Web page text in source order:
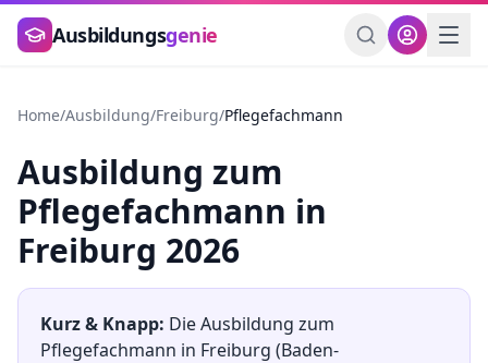
Zum Hauptinhalt springen
Ausbildungsgenie
Home/Ausbildung/Freiburg/Pflegefachmann
Ausbildung zum
Pflegefachmann in
Freiburg 2026
Kurz & Knapp: Die Ausbildung zum
Pflegefachmann in Freiburg (Baden-